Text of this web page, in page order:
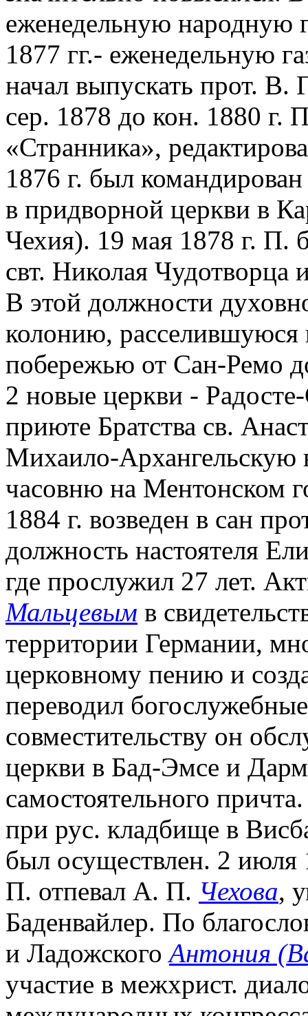
еженедельную народную
1877 гг.- еженедельную
начал выпускать прот. В.
сер. 1878 до кон. 1880 г.
«Странника»,
1876 г. был
в придворной церкви в
Чехия). 19 мая 1878 г. П.
свт. Николая
В этой должности
колонию, расселившуюся
побережью от Сан-Ремо
2 новые церкви -
приюте Братства св.
Михаило-Архангельскую
часовню на Ментонском
1884 г. возведен в сан
должность настоятеля
где прослужил 27 лет.
Мальцевым в
территории Германии,
церковному пению и
переводил
совместительству он
церкви в Бад-Эмсе и
самостоятельного
при рус. кладбище в
был осуществлен. 2 июля
П. отпевал А. П. Чехова,
Баденвайлер. По
и ЛадожскогоАнтония
участие в межхрист.